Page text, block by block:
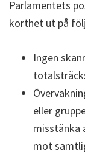
Parlamentets
korthet ut på
Ingen
eller
misstänka
mot